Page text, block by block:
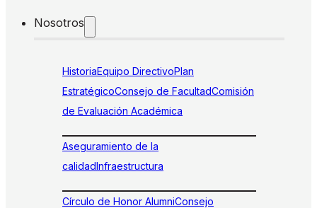
Nosotros
HistoriaEquipo DirectivoPlan
EstratégicoConsejo de FacultadComisión
de Evaluación Académica
Aseguramiento de la
calidadInfraestructura
Círculo de Honor AlumniConsejo